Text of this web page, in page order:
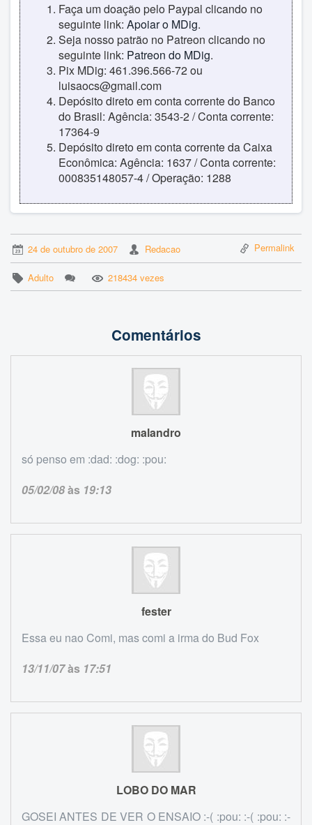
Faça um doação pelo Paypal clicando no
seguinte link: Apoiar o MDig.
Seja nosso patrão no Patreon clicando no
seguinte link: Patreon do MDig.
Pix MDig: 461.396.566-72 ou
luisaocs@gmail.com
Depósito direto em conta corrente do Banco
do Brasil: Agência: 3543-2 / Conta corrente:
17364-9
Depósito direto em conta corrente da Caixa
Econômica: Agência: 1637 / Conta corrente:
000835148057-4 / Operação: 1288
24 de outubro de 2007 Redacao Permalink
Adulto 218434 vezes
Comentários
malandro
só penso em :dad: :dog: :pou:
05/02/08às 19:13
fester
Essa eu nao Comi, mas comi a irma do Bud Fox
13/11/07às 17:51
LOBO DO MAR
GOSEI ANTES DE VER O ENSAIO :-( :pou: :-( :pou: :-